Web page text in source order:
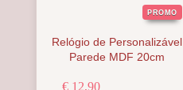
PROMO
Relógio de Personalizável
Parede MDF 20cm
€ 12,90